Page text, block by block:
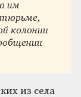
им
тюрьме,
колонии
из села